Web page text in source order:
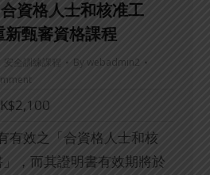
資格人士和核准工
新甄審資格課程
安全訓練課程 By webadmin2
有效之「合資格人士和核
，而其證明書有效期將於